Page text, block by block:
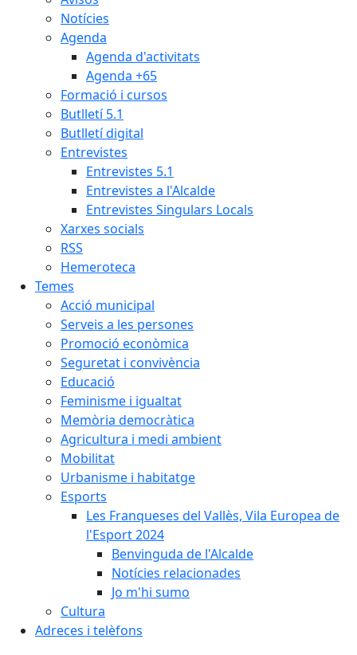
Notícies
Agenda
Agenda d'activitats
Agenda +65
Formació i cursos
Butlletí 5.1
Butlletí digital
Entrevistes
Entrevistes 5.1
Entrevistes a l'Alcalde
Entrevistes Singulars Locals
Xarxes socials
RSS
Hemeroteca
Temes
Acció municipal
Serveis a les persones
Promoció econòmica
Seguretat i convivència
Educació
Feminisme i igualtat
Memòria democràtica
Agricultura i medi ambient
Mobilitat
Urbanisme i habitatge
Esports
Les Franqueses del Vallès, Vila Europea de
l'Esport 2024
Benvinguda de l'Alcalde
Notícies relacionades
Jo m'hi sumo
Cultura
Adreces i telèfons